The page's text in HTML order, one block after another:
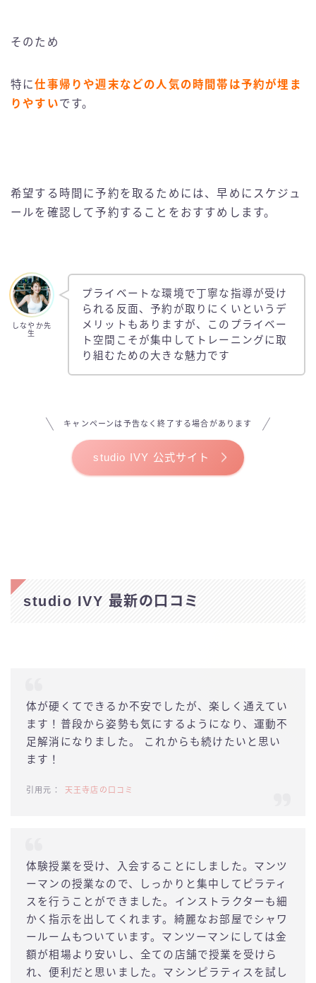
そのため
特に仕事帰りや週末などの人気の時間帯は予約が埋ま
りやすいです。
希望する時間に予約を取るためには、早めにスケジュ
ールを確認して予約することをおすすめします。
しなやか先
生
プライベートな環境で丁寧な指導が受け
られる反面、予約が取りにくいというデ
メリットもありますが、このプライベー
ト空間こそが集中してトレーニングに取
り組むための大きな魅力です
キャンペーンは予告なく終了する場合があります
studio IVY 公式サイト
studio IVY 最新の口コミ
体が硬くてできるか不安でしたが、楽しく通えてい
ます！普段から姿勢も気にするようになり、運動不
足解消になりました。 これからも続けたいと思い
ます！
天王寺店の口コミ
体験授業を受け、入会することにしました。マンツ
ーマンの授業なので、しっかりと集中してピラティ
スを行うことができました。インストラクターも細
かく指示を出してくれます。綺麗なお部屋でシャワ
ールームもついています。マンツーマンにしては金
額が相場より安いし、全ての店舗で授業を受けら
れ、便利だと思いました。マシンピラティスを試し